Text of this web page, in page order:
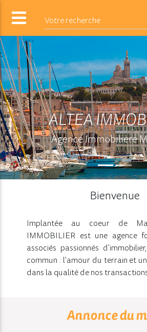
Votre recherche
ALTEA
Agence Immobilière
Bienvenue
Implantée au coeur de
IMMOBILIER est une agence
associés passionnés
commun : l’amour du terrain et
dans la qualité de nos
Annonce du